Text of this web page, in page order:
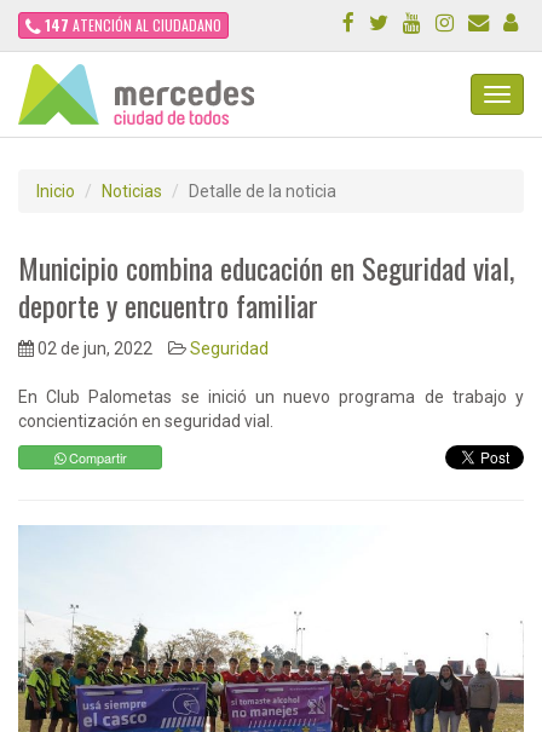
147 ATENCIÓN AL CIUDADANO
Inicio Noticias Detalle de la noticia
Municipio combina educación en Seguridad vial,
deporte y encuentro familiar
02 de jun, 2022 Seguridad
En Club Palometas se inició un nuevo programa de trabajo y
concientización en seguridad vial.
Compartir